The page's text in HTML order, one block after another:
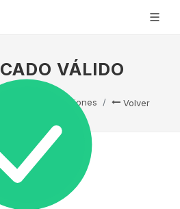
VÁLIDO
Capacitaciones Volver